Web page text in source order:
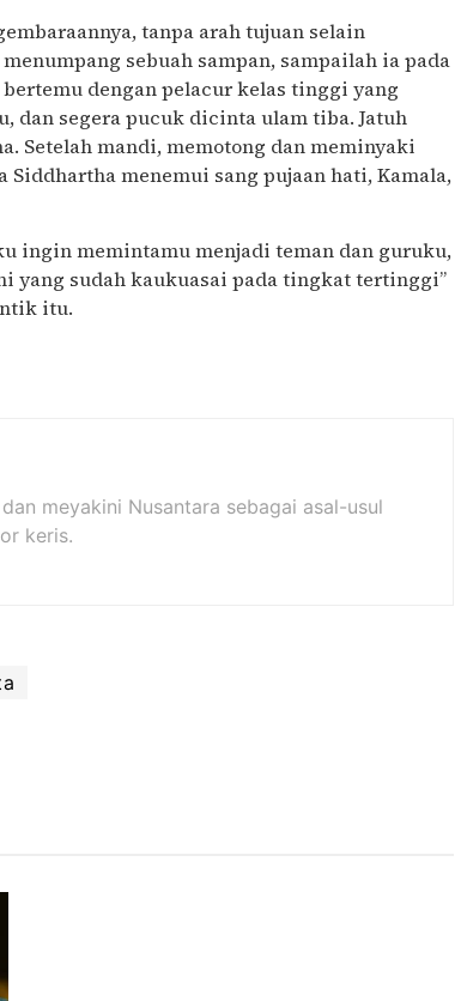
tanpa arah tujuan selain
sebuah sampan, sampailah ia pada
dengan pelacur kelas tinggi yang
dan segera pucuk dicinta ulam tiba. Jatuh
Setelah mandi, memotong dan meminyaki
menemui sang pujaan hati, Kamala,
ingin memintamu menjadi teman dan guruku,
yang sudah kaukuasai pada tingkat tertinggi”
itu.
meyakini Nusantara sebagai asal-usul
keris.